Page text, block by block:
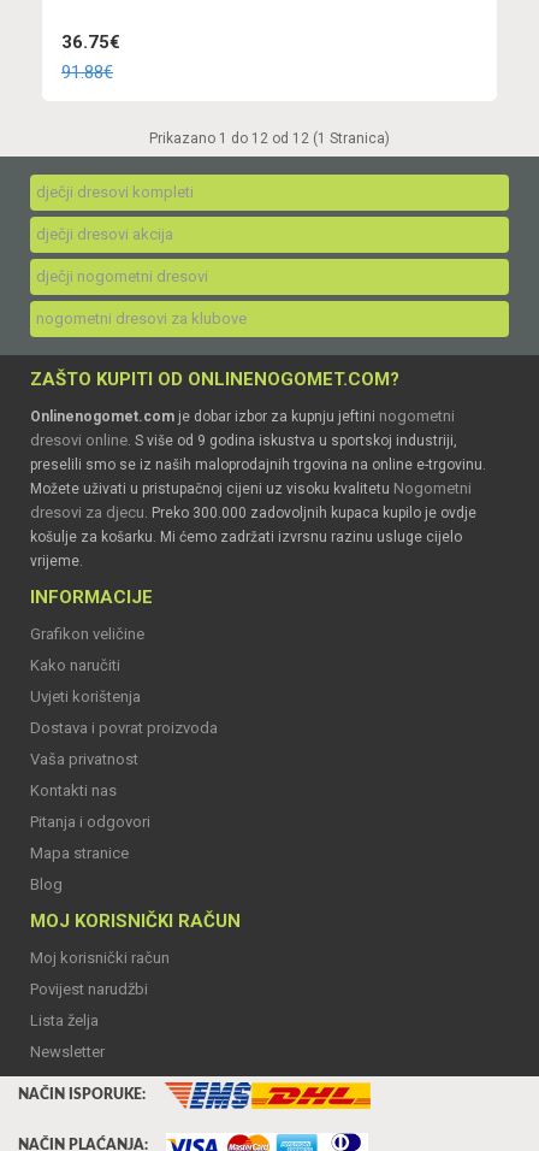
36.75€
91.88€
Prikazano 1 do 12 od 12 (1 Stranica)
dječji dresovi kompleti
dječji dresovi akcija
dječji nogometni dresovi
nogometni dresovi za klubove
ZAŠTO KUPITI OD ONLINENOGOMET.COM?
Onlinenogomet.com je dobar izbor za kupnju jeftini nogometni
dresovi online. S više od 9 godina iskustva u sportskoj industriji,
preselili smo se iz naših maloprodajnih trgovina na online e-trgovinu.
Možete uživati u pristupačnoj cijeni uz visoku kvalitetu Nogometni
dresovi za djecu. Preko 300.000 zadovoljnih kupaca kupilo je ovdje
košulje za košarku. Mi ćemo zadržati izvrsnu razinu usluge cijelo
vrijeme.
INFORMACIJE
Grafikon veličine
Kako naručiti
Uvjeti korištenja
Dostava i povrat proizvoda
Vaša privatnost
Kontakti nas
Pitanja i odgovori
Mapa stranice
Blog
MOJ KORISNIČKI RAČUN
Moj korisnički račun
Povijest narudžbi
Lista želja
Newsletter
NAČIN ISPORUKE:
NAČIN PLAĆANJA: